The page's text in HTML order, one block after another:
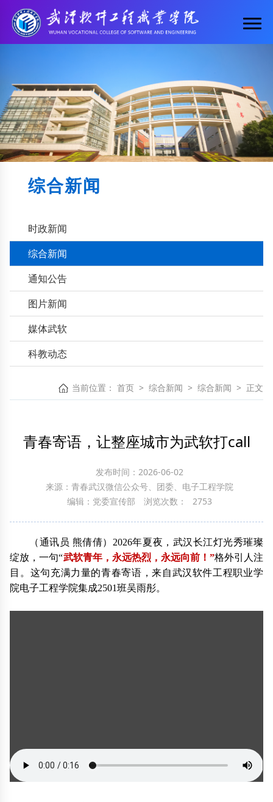
综合新闻
时政新闻
综合新闻
通知公告
图片新闻
媒体武软
科教动态
当前位置： 首页 > 综合新闻 > 综合新闻 > 正文
青春寄语，让整座城市为武软打call
发布时间：2026-06-02
来源：青春武汉微信公众号、团委、电子工程学院
编辑：党委宣传部
浏览次数： 2753
（通讯员 熊倩倩）2026年夏夜，武汉长江灯光秀璀璨
绽放，一句“武软青年，永远热烈，永远向前！”格外引人注
目。这句充满力量的青春寄语，来自武汉软件工程职业学
院电子工程学院集成2501班吴雨彤。